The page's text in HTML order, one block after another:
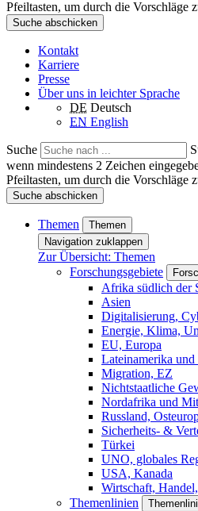
Pfeiltasten, um durch die Vorschläge
Suche abschicken
Kontakt
Karriere
Presse
Über uns in leichter Sprache
DE Deutsch
EN English
Suche
wenn mindestens 2 Zeichen
Pfeiltasten, um durch die Vorschläge
Suche abschicken
Themen
Themen
Navigation zuklappen
Zur Übersicht: Themen
Forschungsgebiete
Afrika südlich der
Asien
Digitalisierung,
Energie, Klima,
EU, Europa
Lateinamerika
Migration, EZ
Nichtstaatliche
Nordafrika und
Russland,
Sicherheits- &
Türkei
UNO, globales
USA, Kanada
Wirtschaft,
Themenlinien